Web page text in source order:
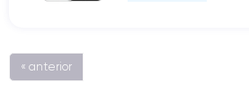
« anterior